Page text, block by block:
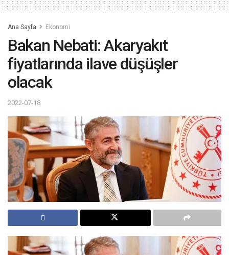
Ana Sayfa Ekonomi
Bakan Nebati: Akaryakıt
fiyatlarında ilave düşüşler
olacak
2022-07-18